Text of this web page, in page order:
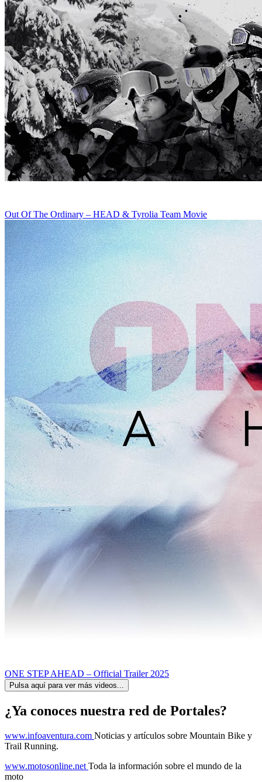
Out Of The Ordinary – HEAD & Tyrolia Team Movie
ONE STEP AHEAD – Official Trailer 2025
Pulsa aquí para ver más videos...
¿Ya conoces nuestra red de Portales?
www.infoaventura.com Noticias y artículos sobre Mountain Bike y
Trail Running.
www.motosonline.net Toda la información sobre el mundo de la
moto